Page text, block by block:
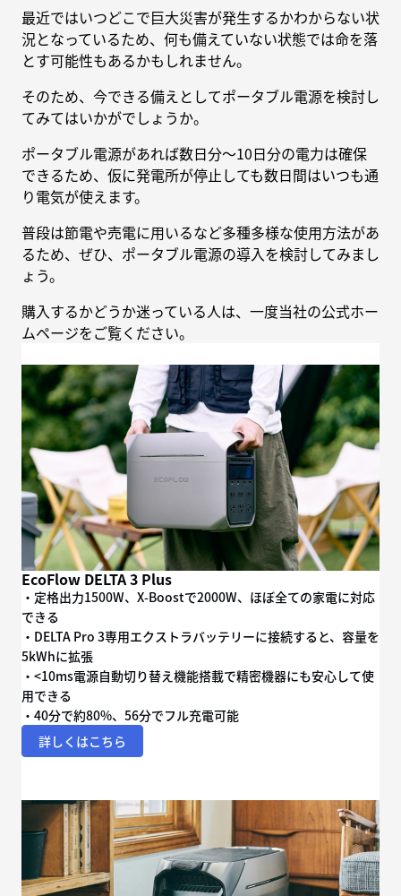
最近ではいつどこで巨大災害が発生するかわからない状
況となっているため、何も備えていない状態では命を落
とす可能性もあるかもしれません。
そのため、今できる備えとしてポータブル電源を検討し
てみてはいかがでしょうか。
ポータブル電源があれば数日分〜10日分の電力は確保
できるため、仮に発電所が停止しても数日間はいつも通
り電気が使えます。
普段は節電や売電に用いるなど多種多様な使用方法があ
るため、ぜひ、ポータブル電源の導入を検討してみまし
ょう。
購入するかどうか迷っている人は、一度当社の公式ホー
ムページをご覧ください。
EcoFlow DELTA 3 Plus
・定格出力1500W、X-Boostで2000W、ほぼ全ての家電に対応
できる
・DELTA Pro 3専用エクストラバッテリーに接続すると、容量を
5kWhに拡張
・<10ms電源自動切り替え機能搭載で精密機器にも安心して使
用できる
・40分で約80%、56分でフル充電可能
詳しくはこちら